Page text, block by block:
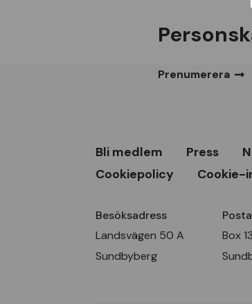
Prenumerera
Bli medlem Press
Cookiepolicy
Cookie-
Besöksadress
Landsvägen 50 A
Sundbyberg
Box